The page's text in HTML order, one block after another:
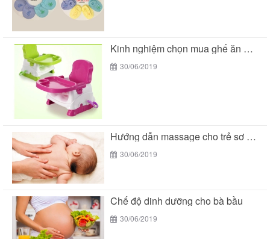
Kinh nghiệm chọn mua ghế ăn dặm cho bé
30/06/2019
Hướng dẫn massage cho trẻ sơ sinh
30/06/2019
Chế độ dinh dưỡng cho bà bầu
30/06/2019